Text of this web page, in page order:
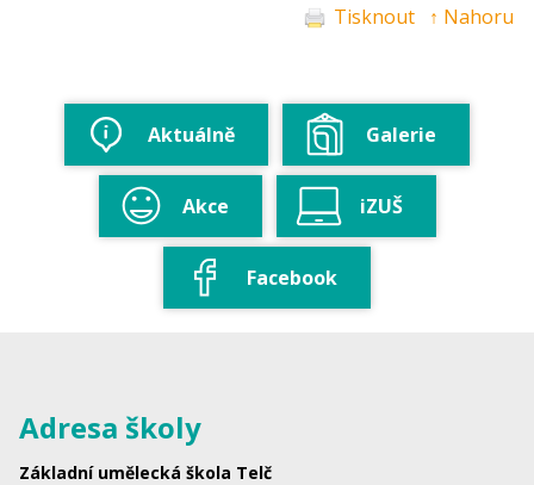
Tisknout ↑ Nahoru
Aktuálně Galerie
Akce iZUŠ
Facebook
Adresa školy
Základní umělecká škola Telč